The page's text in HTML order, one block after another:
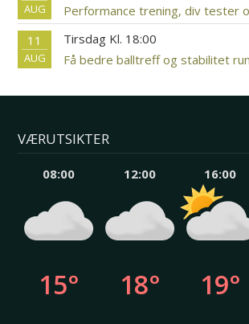
AUG
Performance trening, div tester
11
AUG
Tirsdag Kl. 18:00
Få bedre balltreff og stabilitet
VÆRUTSIKTER
08:00
15°
12:00
18°
16:00
19°